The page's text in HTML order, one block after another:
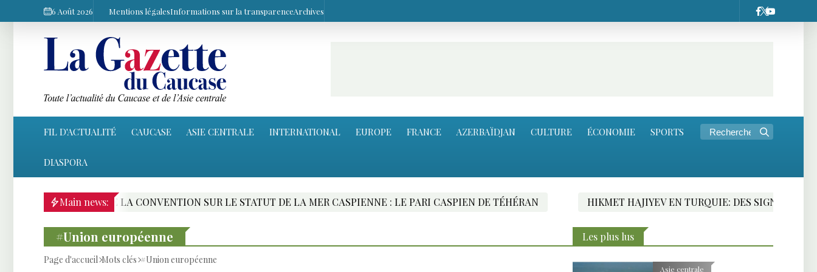
6 Août 2026 Mentions légalesInformations sur la transparenceArchives
FIL D'ACTUALITÉ CAUCASE ASIE CENTRALE INTERNATIONAL EUROPE FRANCE AZERBAÏDJAN CULTURE ÉCONOMIE SPORTS
DIASPORA
Main news:
SUR LE STATUT DE LA MER CASPIENNE : LE PARI CASPIEN DE TÉHÉRAN HIKMET HAJIYEV EN TURQUIE: DES SIGNES FAVORABLES VERS UN TRAITÉ DE
#Union européenne
Page d'accueil Mots clés #Union européenne
Les plus lus
Asie centrale